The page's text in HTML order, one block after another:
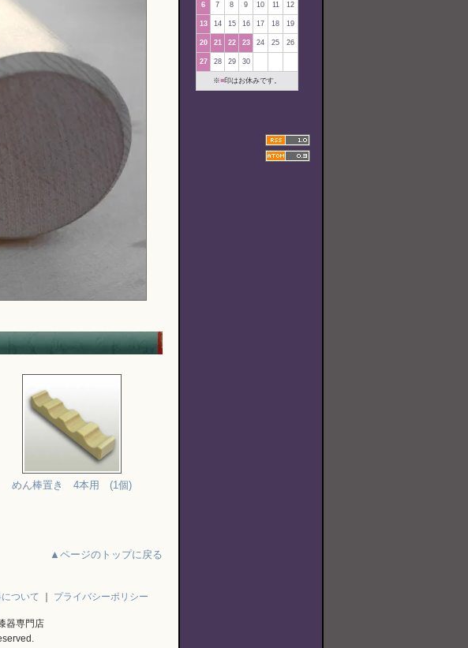
めん棒置き 4本用 (1個)
▲ページのトップに戻る
ついて プライバシーポリシー
器専門店
6 7 8 9 10 11 12
13 14 15 16 17 18 19
20 21 22 23 24 25 26
27 28 29 30
※■印はお休みです。